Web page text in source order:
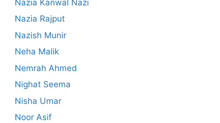
Nazia Kanwal Nazi
Nazia Rajput
Nazish Munir
Neha Malik
Nemrah Ahmed
Nighat Seema
Nisha Umar
Noor Asif